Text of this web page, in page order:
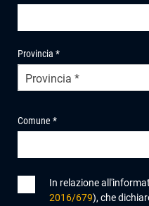
Provincia *
Provincia *
Comune *
In relazione
2016/679), che